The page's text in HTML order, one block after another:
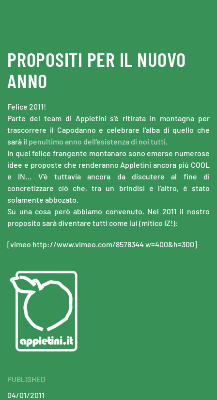
PROPOSITI PER IL NUOVO
ANNO
Felice 2011!
Parte del team di Appletini s'è ritirata in montagna per
trascorrere il Capodanno e celebrare l'alba di quello che
sarà il penultimo anno dell'esistenza di noi tutti.
In quel felice frangente montanaro sono emerse numerose
idee e proposte che renderanno Appletini ancora più COOL
e IN… V'è tuttavia ancora da discutere al fine di
concretizzare ciò che, tra un brindisi e l'altro, è stato
solamente abbozato.
Su una cosa però abbiamo convenuto. Nel 2011 il nostro
proposito sarà diventare tutti come lui (mitico IZ!):
[vimeo http://www.vimeo.com/8578344 w=400&h=300]
PUBLISHED
04/01/2011